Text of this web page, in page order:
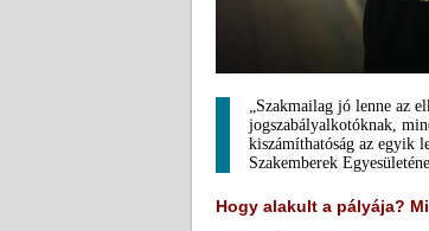
„Szakmailag jó lenne az
jogszabályalkotóknak,
kiszámíthatóság az egyik
Szakemberek
Hogy alakult a pályája?